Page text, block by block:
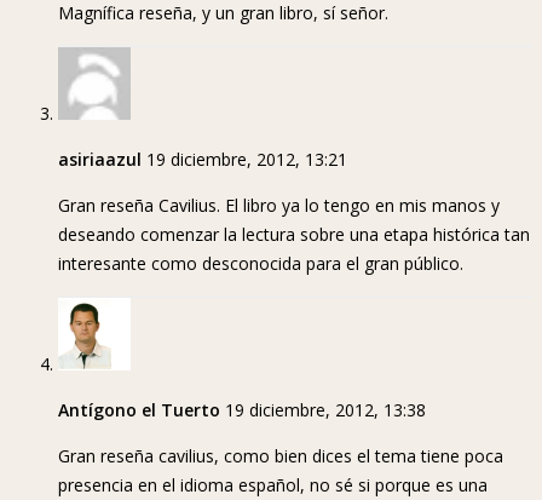
Magnífica reseña, y un gran libro, sí señor.
asiriaazul 19 diciembre, 2012, 13:21
Gran reseña Cavilius. El libro ya lo tengo en mis manos y
deseando comenzar la lectura sobre una etapa histórica tan
interesante como desconocida para el gran público.
Antígono el Tuerto 19 diciembre, 2012, 13:38
Gran reseña cavilius, como bien dices el tema tiene poca
presencia en el idioma español, no sé si porque es una